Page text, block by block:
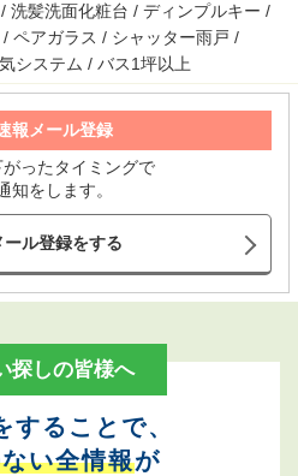
洗髪洗面化粧台 / ディンプルキー /
ペアガラス / シャッター雨戸 /
システム / バス1坪以上
報メール登録
ったタイミングで
知をします。
ール登録をする
探しの皆様へ
することで、
い全情報が